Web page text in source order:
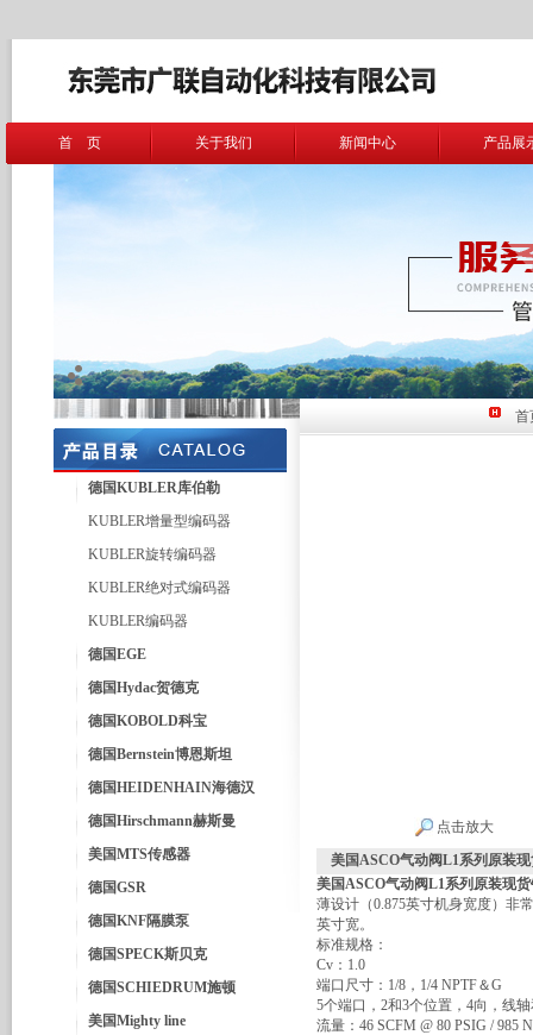
首 页 关于我们 新闻中心 产品展
德国KUBLER库伯勒
KUBLER增量型编码器
KUBLER旋转编码器
KUBLER绝对式编码器
KUBLER编码器
德国EGE
德国Hydac贺德克
德国KOBOLD科宝
德国Bernstein博恩斯坦
德国HEIDENHAIN海德汉
德国Hirschmann赫斯曼
美国MTS传感器
德国GSR
德国KNF隔膜泵
德国SPECK斯贝克
德国SCHIEDRUM施顿
美国Mighty line
首
点击放大
美国ASCO气动阀L1系列原装
美国ASCO气动阀L1系列原装现
薄设计（0.875英寸机身宽度）非
英寸宽。
标准规格：
Cv：1.0
端口尺寸：1/8，1/4 NPTF＆G
5个端口，2和3个位置，4向，线
流量：46 SCFM @ 80 PSIG / 985